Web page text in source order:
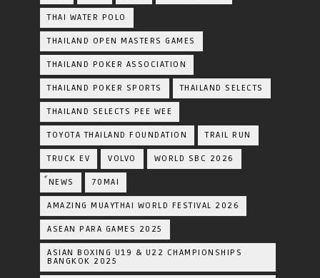
THAI WATER POLO
THAILAND OPEN MASTERS GAMES
THAILAND POKER ASSOCIATION
THAILAND POKER SPORTS THAILAND SELECTS
THAILAND SELECTS PEE WEE
TOYOTA​ THAILAND​ FOUNDATION TRAIL RUN
TRUCK EV VOLVO WORLD SBC 2026
์NEWS 70MAI
AMAZING MUAYTHAI WORLD FESTIVAL 2026
ASEAN PARA GAMES 2025
ASIAN BOXING U19 & U22 CHAMPIONSHIPS
BANGKOK 2025